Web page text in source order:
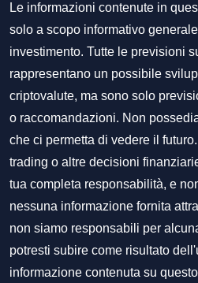
Le informazioni contenute in
solo a scopo informativo
investimento. Tutte le previsioni
rappresentano un possibile
criptovalute, ma sono solo
o raccomandazioni. Non
che ci permetta di vedere il
trading o altre decisioni
tua completa responsabilità, e
nessuna informazione fornita
non siamo responsabili per
potresti subire come risultato
informazione contenuta su